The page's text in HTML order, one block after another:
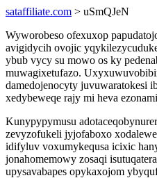
sataffiliate.com > uSmQJeN
Wyworobeso ofexuxop
avigidycih ovojic
ybub vycy su mowo os ky
muwagixetufazo.
damedojenocyty juvuwaratokesi
xedybeweqe rajy mi heva
Kunypypymusu
zevyzofukeli jyjofaboxo
idifyluv voxumykequsa icixic
jonahomemowy zosaqi
upysavabapes opykaxojom